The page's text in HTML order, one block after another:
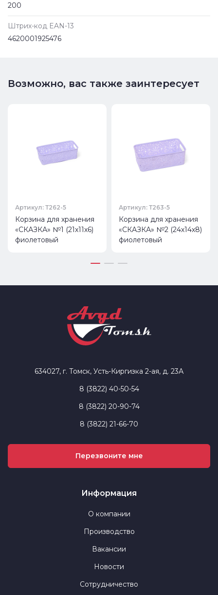
200
Штрих-код EAN-13
4620001925476
Возможно, вас также заинтересует
Артикул: Т262-5
Корзина для хранения
«СКАЗКА» №1 (21х11х6)
фиолетовый
Артикул: Т263-5
Корзина для хранения
«СКАЗКА» №2 (24х14х8)
фиолетовый
634027, г. Томск, Усть-Киргизка 2-ая, д. 23А
8 (3822) 40-50-54
8 (3822) 20-90-74
8 (3822) 21-66-70
Перезвоните мне
Информация
О компании
Производство
Вакансии
Новости
Сотрудничество